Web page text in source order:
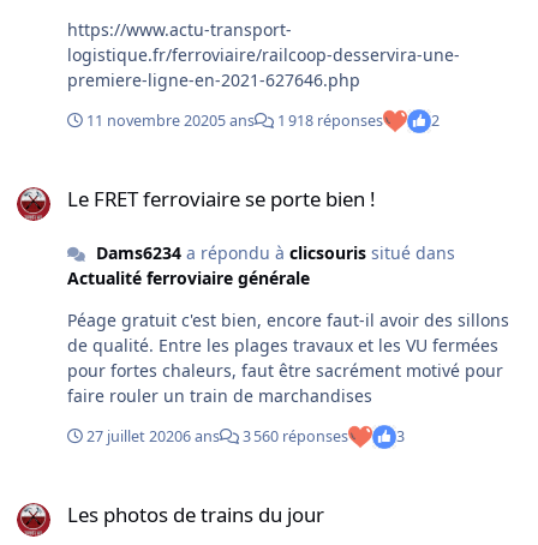
https://www.actu-transport-
logistique.fr/ferroviaire/railcoop-desservira-une-
premiere-ligne-en-2021-627646.php
11 novembre 20205 ans 1 918 réponses 2
Le FRET ferroviaire se porte bien !
Dams6234a répondu à clicsourissitué dans
Actualité ferroviaire générale
Péage gratuit c'est bien, encore faut-il avoir des sillons
de qualité. Entre les plages travaux et les VU fermées
pour fortes chaleurs, faut être sacrément motivé pour
faire rouler un train de marchandises
27 juillet 20206 ans 3 560 réponses 3
Les photos de trains du jour